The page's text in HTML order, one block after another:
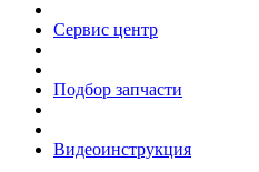
Сервис центр
Подбор запчасти
Видеоинструкция